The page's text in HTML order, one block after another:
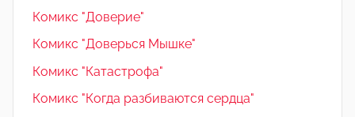
Комикс "Доверие"
Комикс "Доверься Мышке"
Комикс "Катастрофа"
Комикс "Когда разбиваются сердца"